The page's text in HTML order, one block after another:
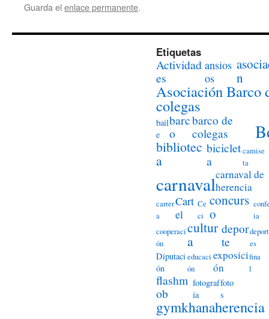
Guarda el enlace permanente.
Etiquetas
Actividad
es
ansios
os
n
Asociación Barco
colegas
bail
e
barc
o
barco de
colegas
bibliotec
a
biciclet
a
camise
ta
carnavalcarnaval de
herencia
carrer
a
Cart
el
Ce
ci
concurs
o
ia
cooperaci
ón
cultur
a
depor
te
deport
es
Diputaci
ón
educaci
ón
exposici
ón
fina
l
flashm
ob
fotograf
ía
foto
s
gymkhanaherencia